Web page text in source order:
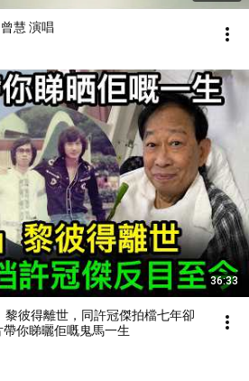
慧 演唱
36:33
黎彼得離世，同許冠傑拍檔七年卻
你睇曬佢嘅鬼馬一生